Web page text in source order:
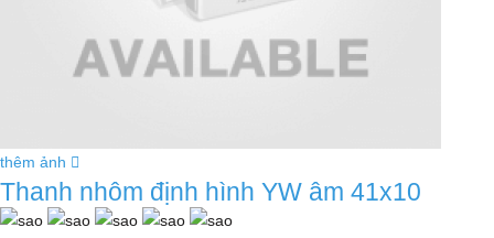
thêm ảnh
Thanh nhôm định hình YW âm 41x10